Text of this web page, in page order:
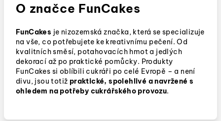
O značce FunCakes
FunCakes je nizozemská značka, která se specializuje
na vše, co potřebujete ke kreativnímu pečení. Od
kvalitních směsí, potahovacích hmot a jedlých
dekorací až po praktické pomůcky. Produkty
FunCakes si oblíbili cukráři po celé Evropě – a není
divu, jsou totiž praktické, spolehlivé a navržené s
ohledem na potřeby cukrářského provozu.